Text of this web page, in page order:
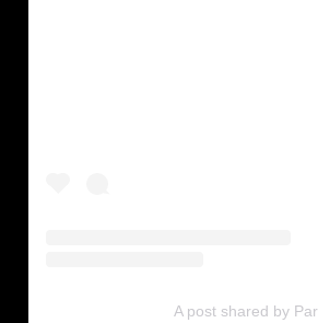
A post shared by